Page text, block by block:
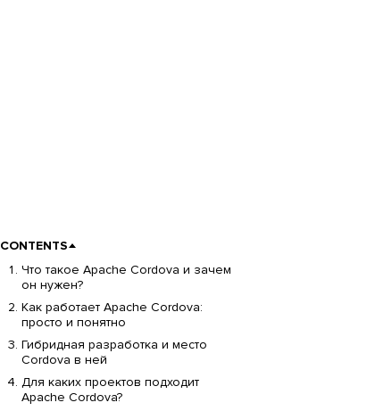
CONTENTS
Что такое Apache Cordova и зачем
он нужен?
Как работает Apache Cordova:
просто и понятно
Гибридная разработка и место
Cordova в ней
Для каких проектов подходит
Apache Cordova?